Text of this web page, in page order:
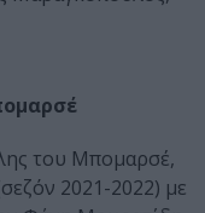
του Μπομαρσέ,
2021-2022) με